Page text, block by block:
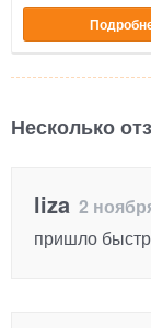
Несколько
liza 2
пришло